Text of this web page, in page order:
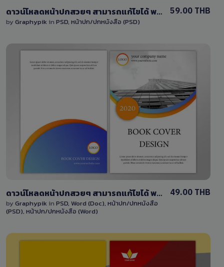
ดาวน์โหลดหน้าปกสวยๆ สามารถแก้ไขได้ พร้อมไฟล์ PSD หน้าปกหนังสือ/หน้าปกรายงาน
by Graphypik in PSD, หน้าปก/ปกหนังสือ (PSD)
59.00 THB
View Details
8 Sales
ดาวน์โหลดหน้าปกสวยๆ สามารถแก้ไขได้ พร้อมไฟล์ PSD และ DOCX หน้าปกหนังสือ/หน้าปกรายงาน
by Graphypik in PSD, Word (Doc), หน้าปก/ปกหนังสือ
(PSD), หน้าปก/ปกหนังสือ (Word)
49.00 THB